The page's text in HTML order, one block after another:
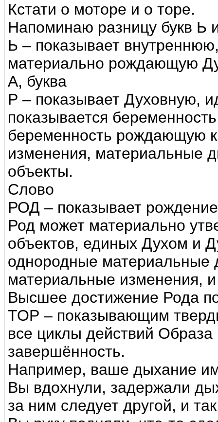
Кстати о моторе и о торе.
Напоминаю разницу букв Ь
Ь – показывает
материально рождающую
А, буква
Р – показывает Духовную,
показывается
беременность рождающую
изменения, материальные
объекты.
Слово
РОД – показывает
Род может материально
объектов, единых Духом и
однородные материальные
материальные изменения, и
Высшее достижение Рода
ТОР – показывающим
все циклы действий
завершённость.
Например, ваше дыхание
Вы вдохнули, задержали
за ним следует другой, и